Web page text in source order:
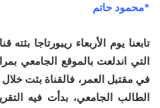
*محمود حاتم
التي اندلعت بالموقع الجامعي
في مقتبل العمر، فالقناة بثت
الطالب الجامعي، بدأت فيه